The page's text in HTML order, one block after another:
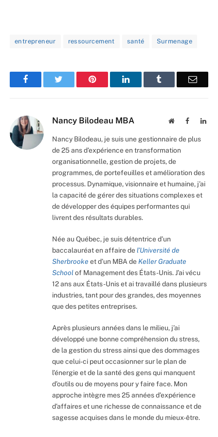
entrepreneur ressourcement santé Surmenage
Facebook Pinterest LinkedIn Email
Nancy Bilodeau MBA WebsiteFacebook
Nancy Bilodeau, je suis une gestionnaire de plus
de 25 ans d’expérience en transformation
organisationnelle, gestion de projets, de
programmes, de portefeuilles et amélioration des
processus. Dynamique, visionnaire et humaine, j’ai
la capacité de gérer des situations complexes et
de développer des équipes performantes qui
livrent des résultats durables.
Née au Québec, je suis détentrice d’un
baccalauréat en affaire del’Université de
Sherbrooke et d’un MBA de Keller Graduate
Schoolof Management des États-Unis. J’ai vécu
12 ans aux États-Unis et ai travaillé dans plusieurs
industries, tant pour des grandes, des moyennes
que des petites entreprises.
Après plusieurs années dans le milieu, j’ai
développé une bonne compréhension du stress,
de la gestion du stress ainsi que des dommages
que celui-ci peut occasionner sur le plan de
l’énergie et de la santé des gens qui manquent
d’outils ou de moyens pour y faire face. Mon
approche intègre mes 25 années d’expérience
d’affaires et une richesse de connaissance et de
sagesse acquises dans le monde du mieux-être.